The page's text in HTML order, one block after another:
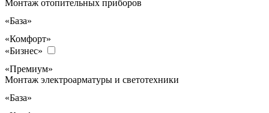
Монтаж отопительных приборов
«База»
«Комфорт»
«Бизнес»
«Премиум»
Монтаж электроарматуры и светотехники
«База»